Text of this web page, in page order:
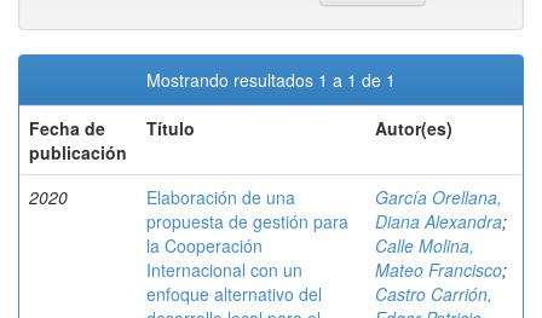
Mostrando resultados 1 a 1 de 1
Fecha de
publicación
Título Autor(es)
2020
Elaboración de una
propuesta de gestión para
la Cooperación
Internacional con un
enfoque alternativo del
García Orellana,
Diana Alexandra;
Calle Molina,
Mateo Francisco;
Castro Carrión,